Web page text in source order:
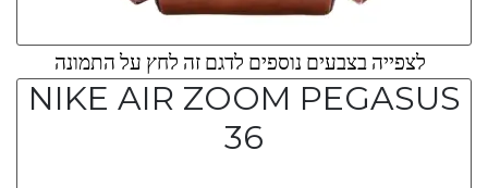
לצפייה בצבעים נוספים לדגם זה לחץ על התמונה
NIKE AIR ZOOM PEGASUS
36